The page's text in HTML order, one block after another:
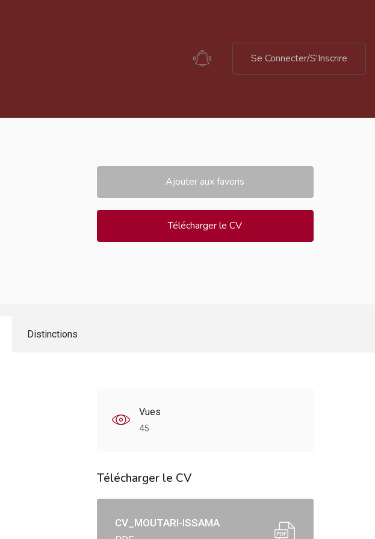
Se Connecter/S'Inscrire
Ajouter aux favoris
Télécharger le CV
Distinctions
Vues
45
Télécharger le CV
CV_MOUTARI-ISSAMA